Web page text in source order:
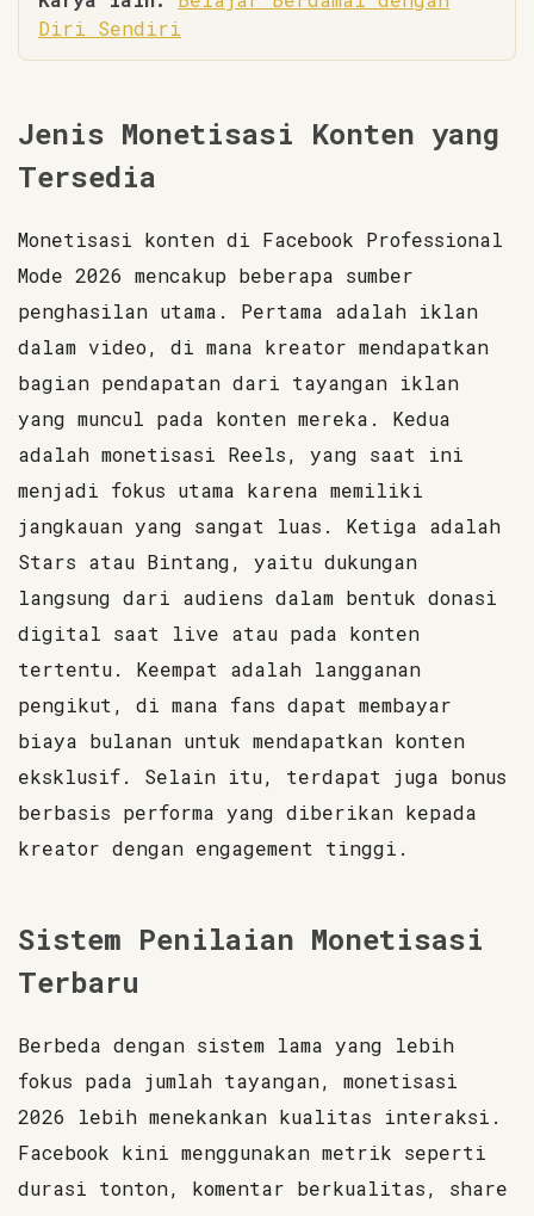
Diri Sendiri
Jenis Monetisasi Konten yang
Tersedia
Monetisasi konten di Facebook Professional
Mode 2026 mencakup beberapa sumber
penghasilan utama. Pertama adalah iklan
dalam video, di mana kreator mendapatkan
bagian pendapatan dari tayangan iklan
yang muncul pada konten mereka. Kedua
adalah monetisasi Reels, yang saat ini
menjadi fokus utama karena memiliki
jangkauan yang sangat luas. Ketiga adalah
Stars atau Bintang, yaitu dukungan
langsung dari audiens dalam bentuk donasi
digital saat live atau pada konten
tertentu. Keempat adalah langganan
pengikut, di mana fans dapat membayar
biaya bulanan untuk mendapatkan konten
eksklusif. Selain itu, terdapat juga bonus
berbasis performa yang diberikan kepada
kreator dengan engagement tinggi.
Sistem Penilaian Monetisasi
Terbaru
Berbeda dengan sistem lama yang lebih
fokus pada jumlah tayangan, monetisasi
2026 lebih menekankan kualitas interaksi.
Facebook kini menggunakan metrik seperti
durasi tonton, komentar berkualitas, share